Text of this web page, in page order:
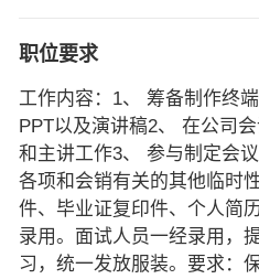
职位要求
工作内容：1、 筹备制作终
PPT以及演讲稿2、 在公司
和主讲工作3、 参与制定会
各项和会销有关的其他临时
件、毕业证复印件、个人简
录用。面试人员一经录用，
习，统一发放服装。要求：